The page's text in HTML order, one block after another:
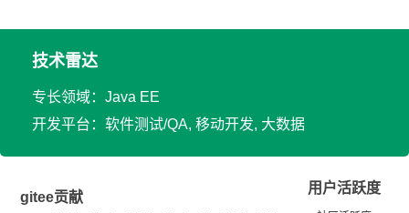
技术雷达
专长领域：Java EE
开发平台：软件测试/QA, 移动开发, 大数据
gitee贡献
用户活跃度